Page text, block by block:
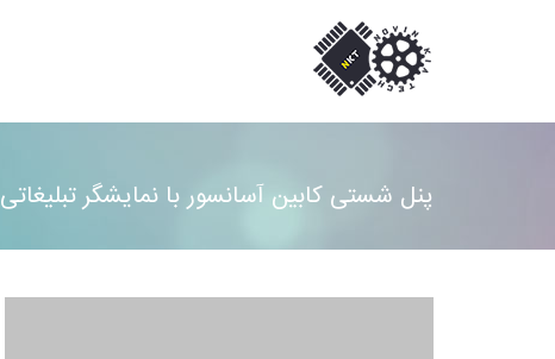
پنل شستی کابین آسانسور با نمایشگر تبلیغاتی 9 اینچی ده آلبومی و کلید فشاری Elevator COP